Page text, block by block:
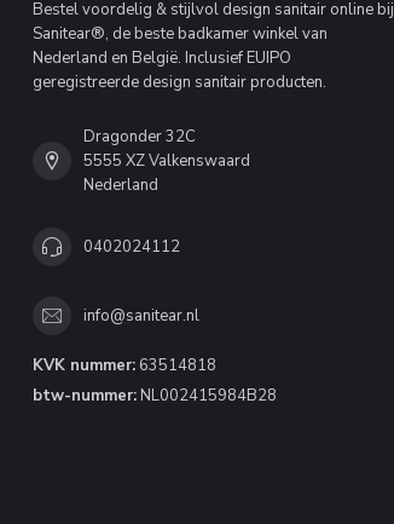
Bestel voordelig & stijlvol design sanitair online bij
Sanitear®, de beste badkamer winkel van
Nederland en België. Inclusief EUIPO
geregistreerde design sanitair producten.
Dragonder 32C
5555 XZ Valkenswaard
Nederland
0402024112
info@sanitear.nl
KVK nummer: 63514818
btw-nummer: NL002415984B28